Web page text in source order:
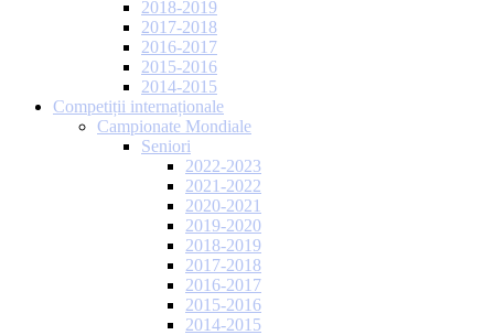
2018-2019
2017-2018
2016-2017
2015-2016
2014-2015
Competiții internaționale
Campionate Mondiale
Seniori
2022-2023
2021-2022
2020-2021
2019-2020
2018-2019
2017-2018
2016-2017
2015-2016
2014-2015